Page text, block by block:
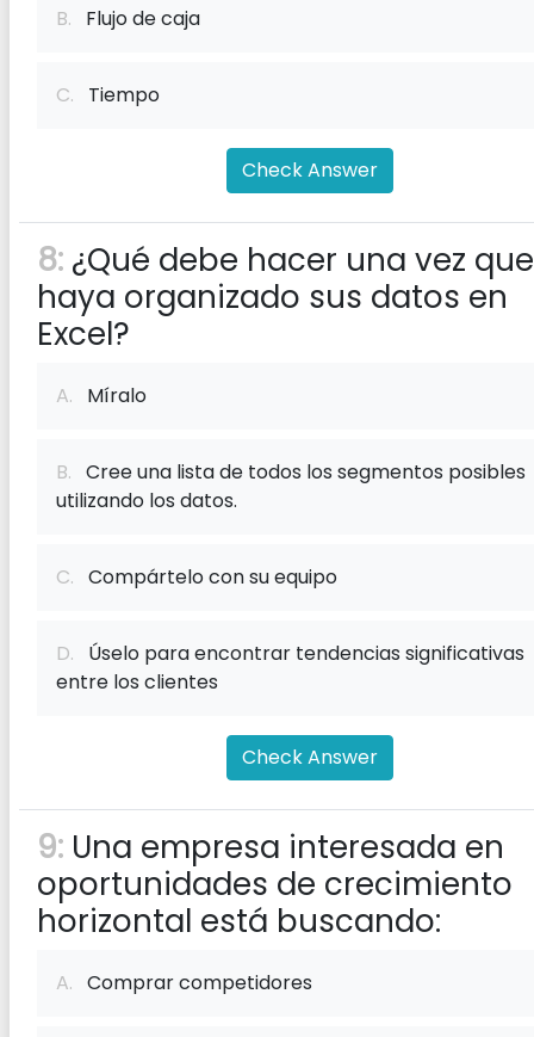
B. Flujo de caja
C. Tiempo
Check Answer
8: ¿Qué debe hacer una vez que
haya organizado sus datos en
Excel?
A. Míralo
B. Cree una lista de todos los segmentos posibles
utilizando los datos.
C. Compártelo con su equipo
D. Úselo para encontrar tendencias significativas
entre los clientes
Check Answer
9: Una empresa interesada en
oportunidades de crecimiento
horizontal está buscando:
A. Comprar competidores